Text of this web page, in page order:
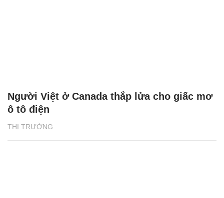
THỊ TRƯỜNG
Người Việt ở Canada thắp lửa cho giấc mơ
ô tô điện